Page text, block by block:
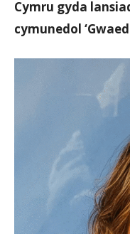
Cymru gyda
cymunedol